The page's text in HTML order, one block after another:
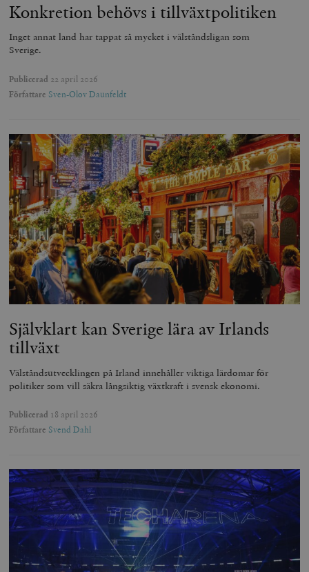
Konkretion behövs i tillväxtpolitiken
Inget annat land har tappat så mycket i välståndsligan som
Sverige.
Publicerad 22 april 2026
Författare Sven-Olov Daunfeldt
Självklart kan Sverige lära av Irlands
tillväxt
Välståndsutvecklingen på Irland innehåller viktiga lärdomar för
politiker som vill säkra långsiktig växtkraft i svensk ekonomi.
Publicerad 18 april 2026
Författare Svend Dahl